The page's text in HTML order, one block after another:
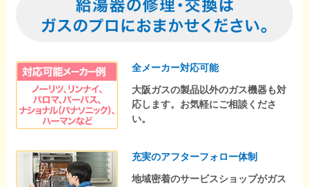
全メーカー対応可能
大阪ガスの製品以外のガス機器も対
応します。お気軽にご相談くださ
い。
充実のアフターフォロー体制
地域密着のサービスショップがガス